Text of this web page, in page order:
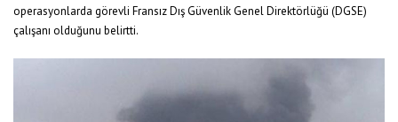
operasyonlarda görevli Fransız Dış Güvenlik Genel Direktörlüğü (DGSE)
çalışanı olduğunu belirtti.